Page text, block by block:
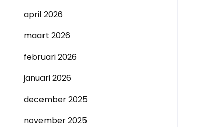
april 2026
maart 2026
februari 2026
januari 2026
december 2025
november 2025